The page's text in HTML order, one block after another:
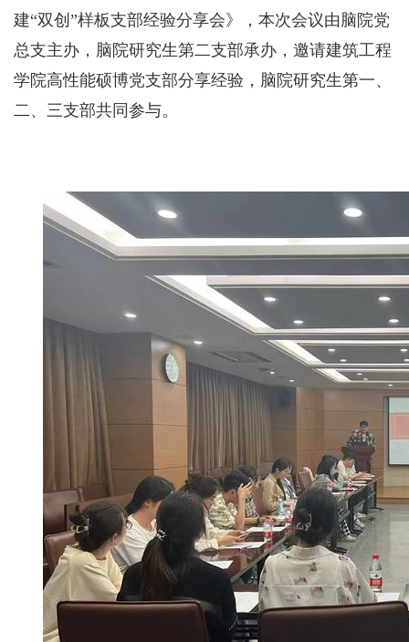
建“双创”样板支部经验分享会》，本次会议由脑院党
总支主办，脑院研究生第二支部承办，邀请建筑工程
学院高性能硕博党支部分享经验，脑院研究生第一、
二、三支部共同参与。